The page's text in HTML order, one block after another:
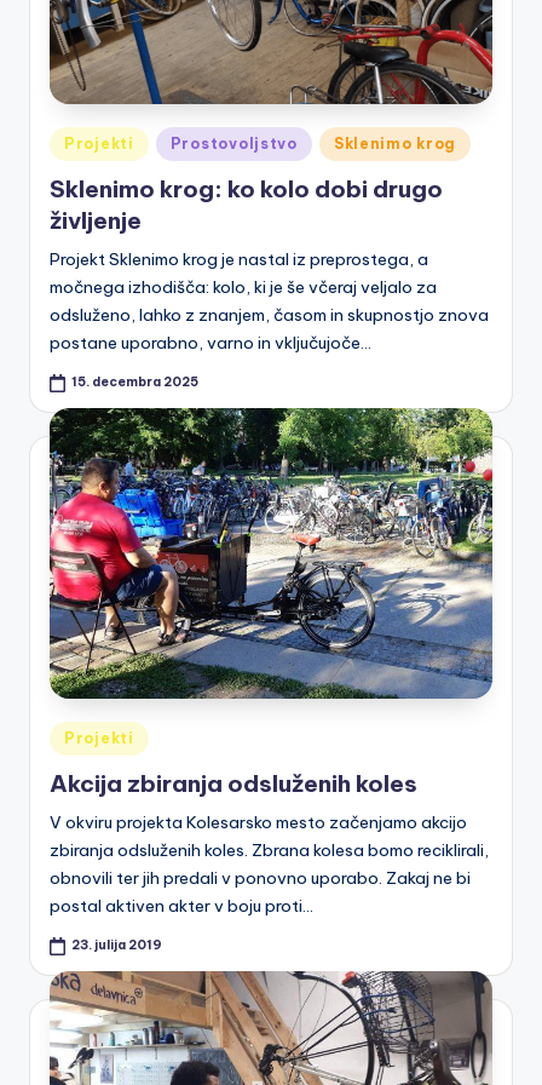
Posted
in
Projekti Prostovoljstvo Sklenimo krog
Sklenimo krog: ko kolo dobi drugo
življenje
Projekt Sklenimo krog je nastal iz preprostega, a
močnega izhodišča: kolo, ki je še včeraj veljalo za
odsluženo, lahko z znanjem, časom in skupnostjo znova
postane uporabno, varno in vključujoče…
15. decembra 2025
Posted
in
Projekti
Akcija zbiranja odsluženih koles
V okviru projekta Kolesarsko mesto začenjamo akcijo
zbiranja odsluženih koles. Zbrana kolesa bomo reciklirali,
obnovili ter jih predali v ponovno uporabo. Zakaj ne bi
postal aktiven akter v boju proti…
23. julija 2019